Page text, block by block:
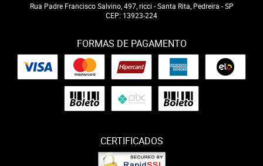
Rua Padre Francisco Salvino, 497, ricci -Santa Rita, Pedreira -SP
CEP: 13923-224
FORMAS DE PAGAMENTO
CERTIFICADOS